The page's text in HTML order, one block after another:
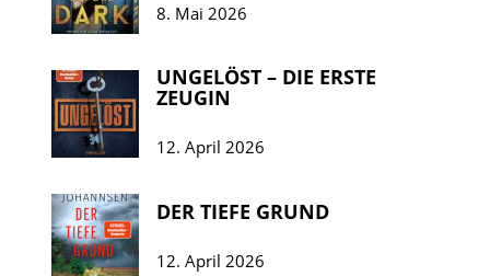
8. Mai 2026
UNGELÖST – DIE ERSTE
ZEUGIN
12. April 2026
DER TIEFE GRUND
12. April 2026